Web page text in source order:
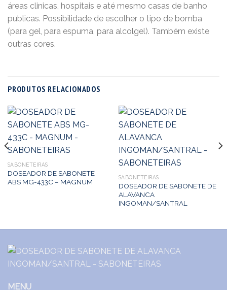
áreas clinicas, hospitais e até mesmo casas de banho
publicas. Possibilidade de escolher o tipo de bomba
(para gel, para espuma, para alcolgel). Também existe
outras cores.
PRODUTOS RELACIONADOS
SABONETEIRAS
DOSEADOR DE SABONETE
ABS MG-433C – MAGNUM
SABONETEIRAS
DOSEADOR DE SABONETE DE
ALAVANCA
INGOMAN/SANTRAL
MENU